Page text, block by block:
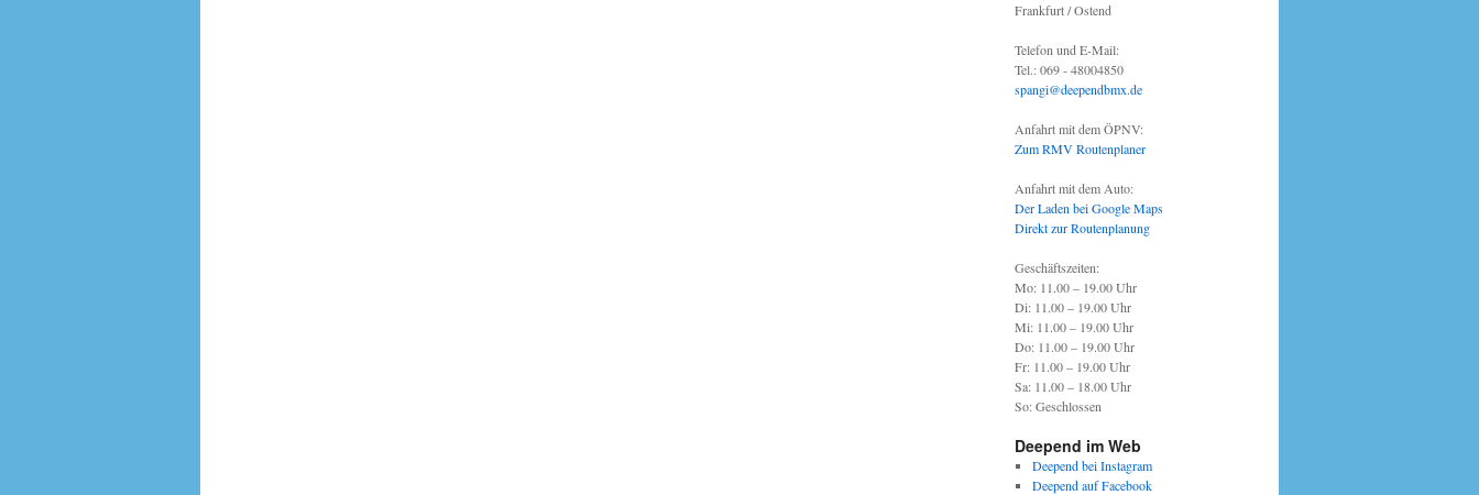
Frankfurt / Ostend
Telefon und E-Mail:
Tel.: 069 - 48004850
spangi@deependbmx.de
Anfahrt mit dem ÖPNV:
Zum RMV Routenplaner
Anfahrt mit dem Auto:
Der Laden bei Google Maps
Direkt zur Routenplanung
Geschäftszeiten:
Mo: 11.00 – 19.00 Uhr
Di: 11.00 – 19.00 Uhr
Mi: 11.00 – 19.00 Uhr
Do: 11.00 – 19.00 Uhr
Fr: 11.00 – 19.00 Uhr
Sa: 11.00 – 18.00 Uhr
So: Geschlossen
Deepend im Web
Deepend bei Instagram
Deepend auf Facebook